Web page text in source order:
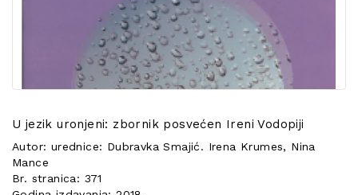
U jezik uronjeni: zbornik posvećen Ireni Vodopiji
Autor: urednice: Dubravka Smajić. Irena Krumes, Nina
Mance
Br. stranica: 371